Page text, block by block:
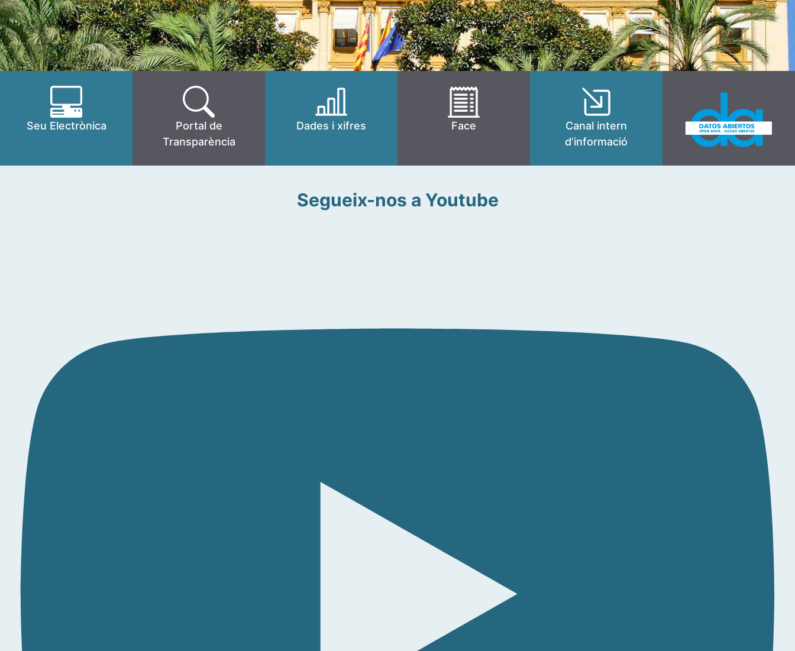
Seu Electrònica
Portal de
Transparència
Dades i xifres Face
Canal intern
d’informació
Segueix-nos a Youtube